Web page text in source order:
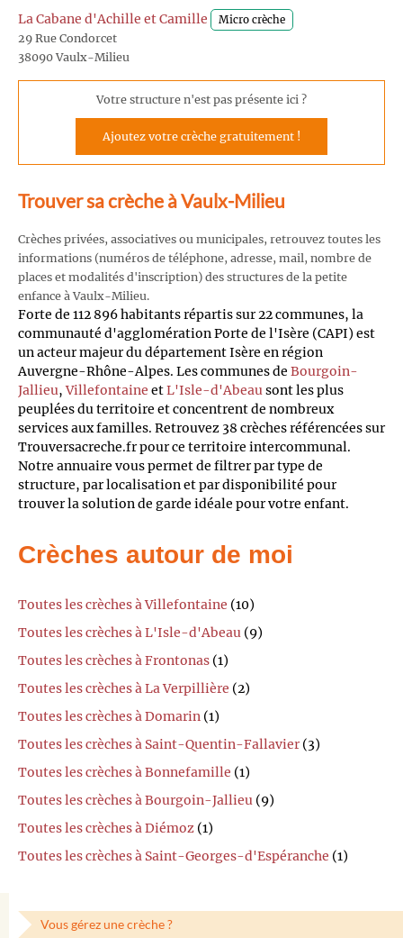
La Cabane d'Achille et Camille Micro crèche
29 Rue Condorcet
38090 Vaulx-Milieu
Votre structure n'est pas présente ici ?
Ajoutez votre crèche gratuitement !
Trouver sa crèche à Vaulx-Milieu
Crèches privées, associatives ou municipales, retrouvez toutes les
informations (numéros de téléphone, adresse, mail, nombre de
places et modalités d'inscription) des structures de la petite
enfance à Vaulx-Milieu.
Forte de 112 896 habitants répartis sur 22 communes, la
communauté d'agglomération Porte de l'Isère (CAPI) est
un acteur majeur du département Isère en région
Auvergne-Rhône-Alpes. Les communes de Bourgoin-
Jallieu,Villefontaine etL'Isle-d'Abeausont les plus
peuplées du territoire et concentrent de nombreux
services aux familles. Retrouvez 38 crèches référencées sur
Trouversacreche.fr pour ce territoire intercommunal.
Notre annuaire vous permet de filtrer par type de
structure, par localisation et par disponibilité pour
trouver la solution de garde idéale pour votre enfant.
Crèches autour de moi
Toutes les crèches à Villefontaine (10)
Toutes les crèches à L'Isle-d'Abeau (9)
Toutes les crèches à Frontonas (1)
Toutes les crèches à La Verpillière (2)
Toutes les crèches à Domarin (1)
Toutes les crèches à Saint-Quentin-Fallavier (3)
Toutes les crèches à Bonnefamille (1)
Toutes les crèches à Bourgoin-Jallieu (9)
Toutes les crèches à Diémoz (1)
Toutes les crèches à Saint-Georges-d'Espéranche (1)
Vous gérez une crèche ?